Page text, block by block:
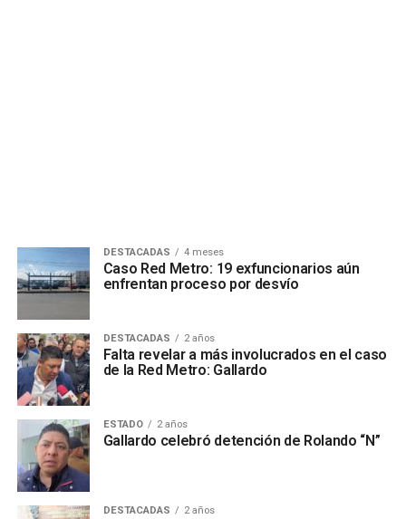
DESTACADAS 4 meses
Caso Red Metro: 19 exfuncionarios aún
enfrentan proceso por desvío
DESTACADAS 2 años
Falta revelar a más involucrados en el caso
de la Red Metro: Gallardo
ESTADO 2 años
Gallardo celebró detención de Rolando “N”
DESTACADAS 2 años